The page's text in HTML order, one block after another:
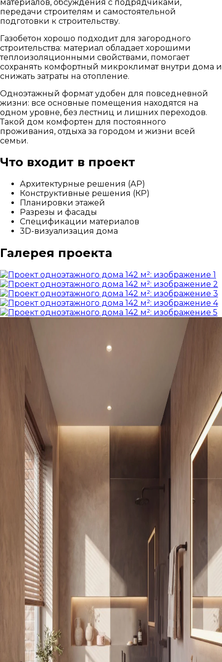
материалов, обсуждения с подрядчиками,
передачи строителям и самостоятельной
подготовки к строительству.
Газобетон хорошо подходит для загородного
строительства: материал обладает хорошими
теплоизоляционными свойствами, помогает
сохранять комфортный микроклимат внутри дома и
снижать затраты на отопление.
Одноэтажный формат удобен для повседневной
жизни: все основные помещения находятся на
одном уровне, без лестниц и лишних переходов.
Такой дом комфортен для постоянного
проживания, отдыха за городом и жизни всей
семьи.
Что входит в проект
Архитектурные решения (АР)
Конструктивные решения (КР)
Планировки этажей
Разрезы и фасады
Спецификации материалов
3D-визуализация дома
Галерея проекта